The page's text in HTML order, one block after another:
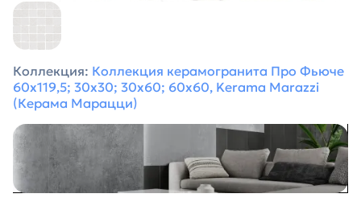
Коллекция: Коллекция керамогранита Про Фьюче
60х119,5; 30х30; 30х60; 60х60, Kerama Marazzi
(Керама Марацци)